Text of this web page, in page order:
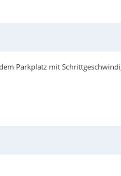
Parkplatz mit